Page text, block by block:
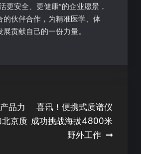
更安全、更健康”的企业愿景，
的伙伴合作，为精准医学、体
贡献自己的一份力量。
品力
京质
喜讯！便携式质谱仪
成功挑战海拔4800米
野外工作